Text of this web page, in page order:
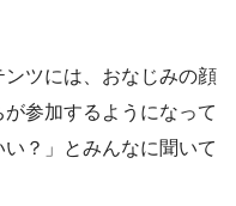
ンツには、おなじみの顔
参加するようになって
？」とみんなに聞いて